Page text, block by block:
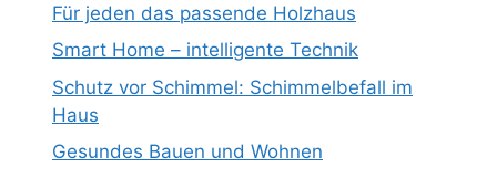
Für jeden das passende Holzhaus
Smart Home – intelligente Technik
Schutz vor Schimmel: Schimmelbefall im
Haus
Gesundes Bauen und Wohnen